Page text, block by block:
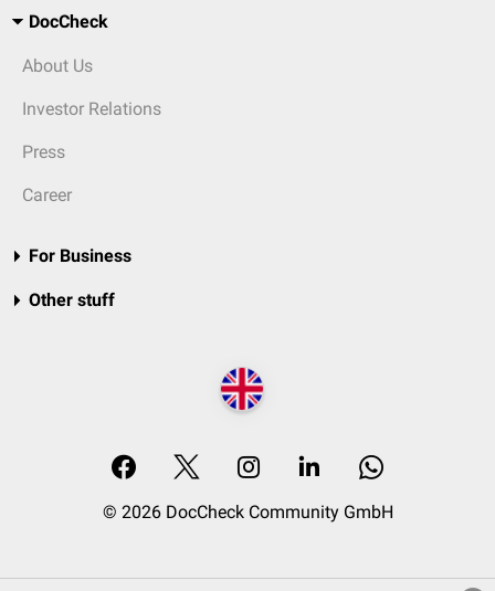
DocCheck
About Us
Investor Relations
Press
Career
For Business
Other stuff
© 2026 DocCheck Community GmbH